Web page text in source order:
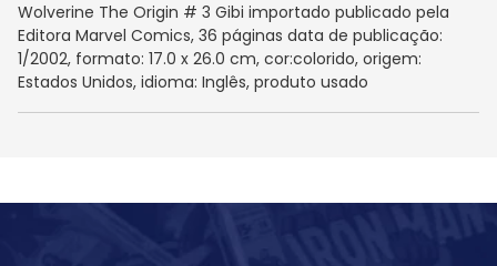
Wolverine The Origin # 3 Gibi importado publicado pela
Editora Marvel Comics, 36 páginas data de publicação:
1/2002, formato: 17.0 x 26.0 cm, cor:colorido, origem:
Estados Unidos, idioma: Inglês, produto usado